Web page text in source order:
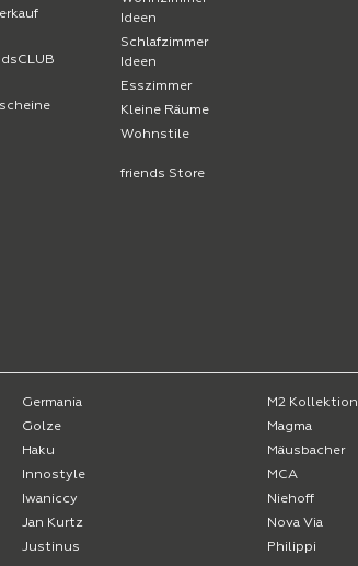
Ideen
Schlafzimmer
Ideen
Esszimmer
Kleine Räume
Wohnstile
friends Store
Germania
Golze
Haku
Innostyle
Iwaniccy
Jan Kurtz
Justinus
M2 Kollektion
Magma
Mäusbacher
MCA
Niehoff
Nova Via
Philippi